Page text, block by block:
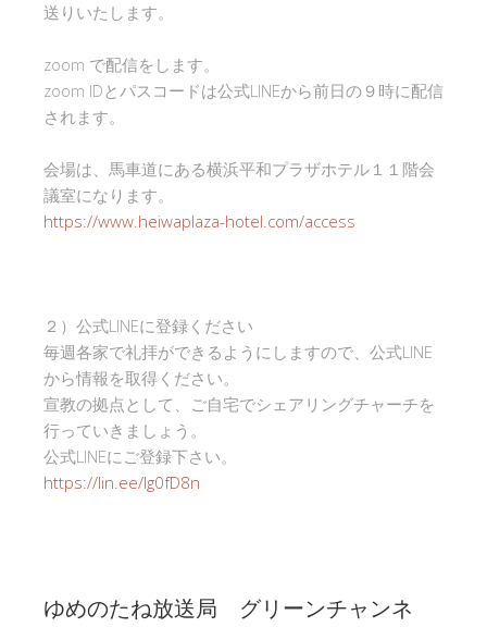
送りいたします。
zoom で配信をします。
zoom IDとパスコードは公式LINEから前日の９時に配信
されます。
会場は、馬車道にある横浜平和プラザホテル１１階会
議室になります。
https://www.heiwaplaza-hotel.com/access
２）公式LINEに登録ください
毎週各家で礼拝ができるようにしますので、公式LINE
から情報を取得ください。
宣教の拠点として、ご自宅でシェアリングチャーチを
行っていきましょう。
公式LINEにご登録下さい。
https://lin.ee/Ig0fD8n
ゆめのたね放送局 グリーンチャンネ